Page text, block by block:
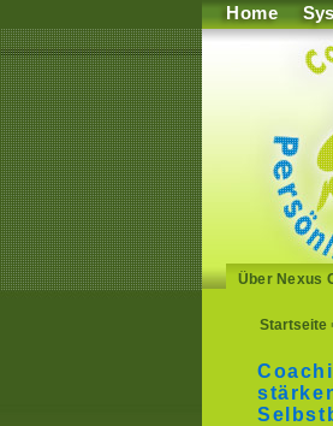
Home
Über Nexus
Startseite